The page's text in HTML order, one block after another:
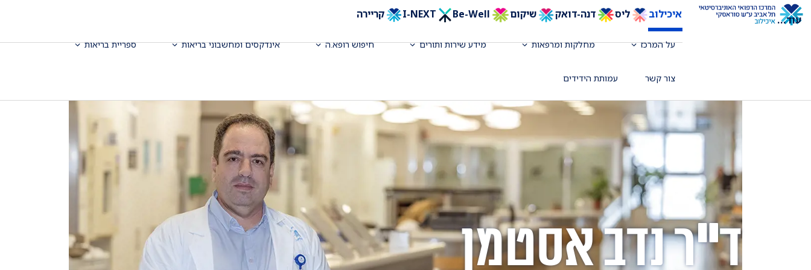
איכילוב ליס דנה-דואק שיקום Be-Well קריירה
על המרכז מחלקות ומרפאות מידע שירות ותורים חיפוש רופא.ה אינדקסים ומחשבוני בריאות ספריית בריאות
צור קשר עמותת הידידים
עוד...
ד"ר נדב אסטמן